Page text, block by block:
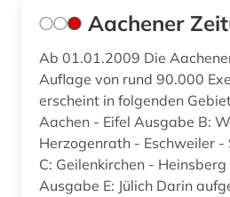
bangladesch (2)
bankarchiv (1)
bankenstatistik (1)
barcelona (2)
barock (1)
Aachener
Ab 01.01.2009 Die Aachener Zeitung hat eine
Auflage von rund 90.000
erscheint in folgenden Gebieten:
Aachen - Eifel Ausgabe B:
Herzogenrath - Eschweiler
C: Geilenkirchen -
Ausgabe E: Jülich Darin